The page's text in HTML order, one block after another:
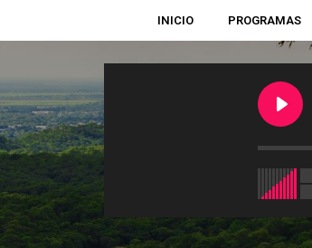
INICIO PROGRAMAS